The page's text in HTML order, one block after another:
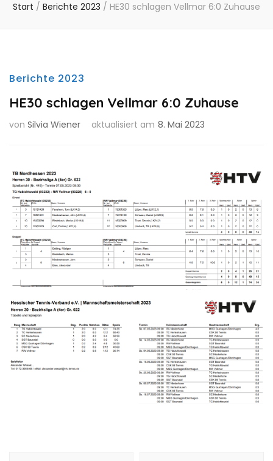
Start / Berichte 2023 / HE30 schlagen Vellmar 6:0 Zuhause
Berichte 2023
HE30 schlagen Vellmar 6:0 Zuhause
von Silvia Wiener aktualisiert am 8. Mai 2023